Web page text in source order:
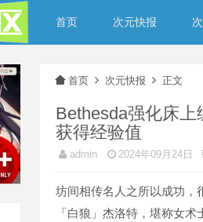
首页 次元快报
首页 次元快报 正文
Bethesda强化床
获得经验值
admin 2024年09月24日
坊间相传名人之所以成功，
「白狼」杰洛特，堪称女